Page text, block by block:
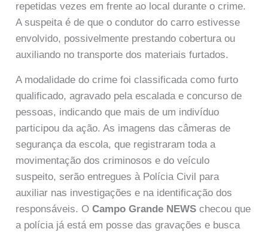
repetidas vezes em frente ao local durante o crime.
A suspeita é de que o condutor do carro estivesse
envolvido, possivelmente prestando cobertura ou
auxiliando no transporte dos materiais furtados.
A modalidade do crime foi classificada como furto
qualificado, agravado pela escalada e concurso de
pessoas, indicando que mais de um indivíduo
participou da ação. As imagens das câmeras de
segurança da escola, que registraram toda a
movimentação dos criminosos e do veículo
suspeito, serão entregues à Polícia Civil para
auxiliar nas investigações e na identificação dos
responsáveis. OCampo Grande NEWS checou que
a polícia já está em posse das gravações e busca